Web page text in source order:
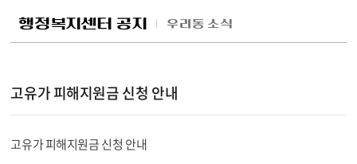
행정복지센터 공지 우리동 소식
고유가 피해지원금 신청 안내
고유가 피해지원금 신청 안내